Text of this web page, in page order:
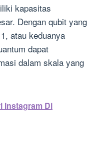
kapasitas
Dengan qubit yang
atau keduanya
dapat
dalam skala yang
Instagram Di